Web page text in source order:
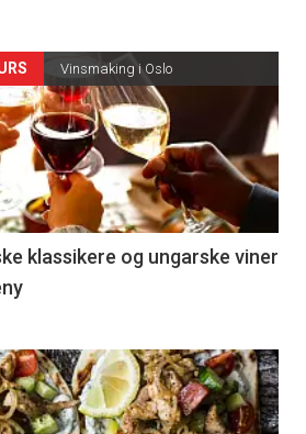
Vinsmaking i Oslo
klassikere og ungarske viner